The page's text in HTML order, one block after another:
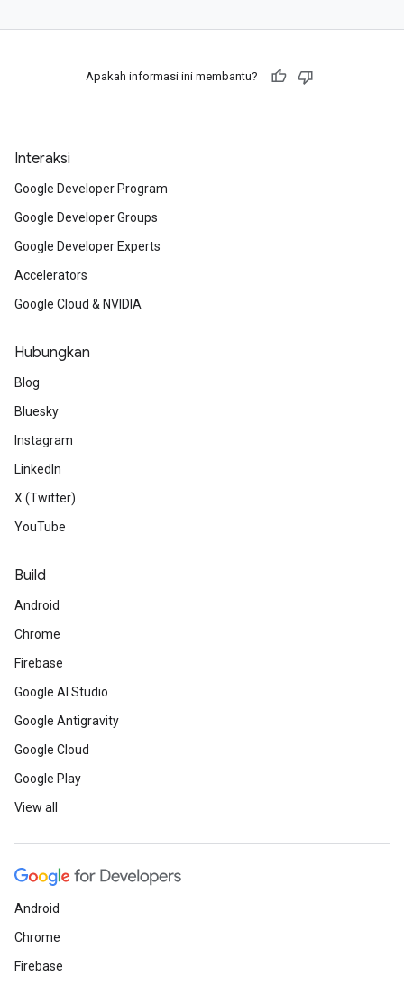
Apakah informasi ini membantu?
Interaksi
Google Developer Program
Google Developer Groups
Google Developer Experts
Accelerators
Google Cloud & NVIDIA
Hubungkan
Blog
Bluesky
Instagram
LinkedIn
X (Twitter)
YouTube
Build
Android
Chrome
Firebase
Google AI Studio
Google Antigravity
Google Cloud
Google Play
View all
Android
Chrome
Firebase